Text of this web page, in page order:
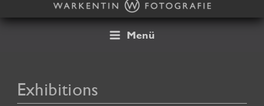
to
Menü
Exhibitions